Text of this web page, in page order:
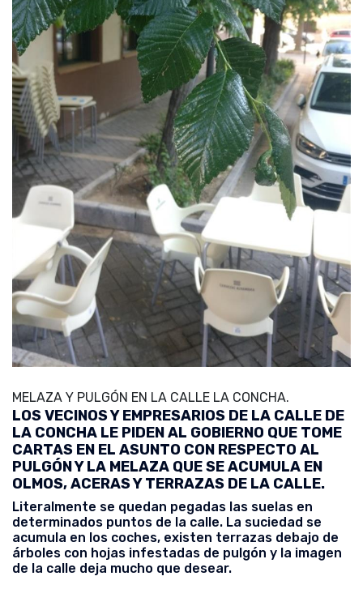
MELAZA Y PULGÓN EN LA CALLE LA CONCHA.
LOS VECINOS Y EMPRESARIOS DE LA CALLE DE
LA CONCHA LE PIDEN AL GOBIERNO QUE TOME
CARTAS EN EL ASUNTO CON RESPECTO AL
PULGÓN Y LA MELAZA QUE SE ACUMULA EN
OLMOS, ACERAS Y TERRAZAS DE LA CALLE.
Literalmente se quedan pegadas las suelas en
determinados puntos de la calle. La suciedad se
acumula en los coches, existen terrazas debajo de
árboles con hojas infestadas de pulgón y la imagen
de la calle deja mucho que desear.